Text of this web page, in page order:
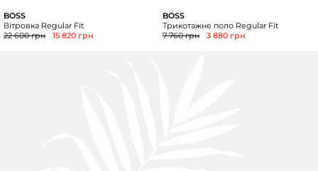
BOSS
Вітровка Regular Fit
22 600 грн
15 820 грн
BOSS
Трикотажне поло Regular Fit
7 760 грн
3 880 грн